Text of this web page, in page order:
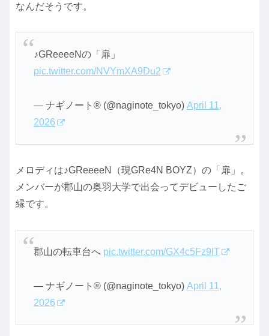
なんだそうです。
♪GReeeeNの「扉」
pic.twitter.com/NVYmXA9Du2
— ナギノート®︎ (@naginote_tokyo) April 11,
2026
メロディは♪GReeeeN（現GRe4N BOYZ）の「扉」。
メンバーが郡山の奥羽大学で出会ってデビューしたご
縁です。
郡山の転車台へ pic.twitter.com/GX4c5Fz9lT
— ナギノート®︎ (@naginote_tokyo) April 11,
2026